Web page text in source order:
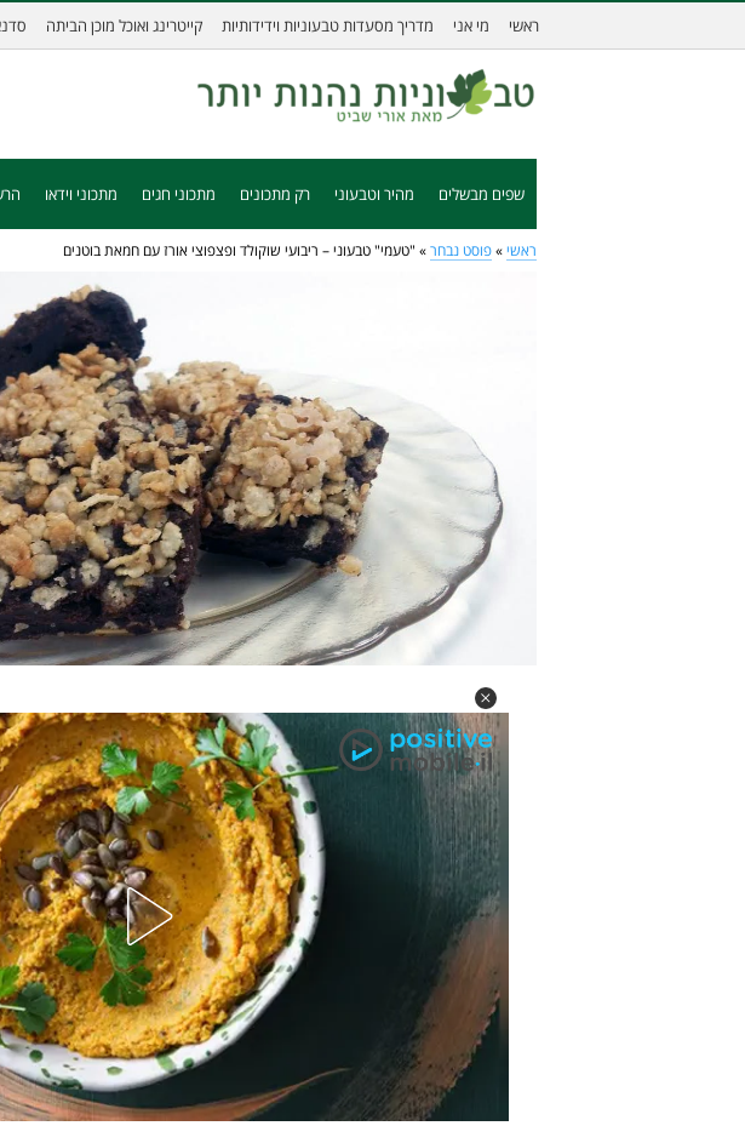
ראשי מי אני מדריך מסעדות טבעוניות וידידותיות קייטרינג ואוכל מוכן הביתה
שפים מבשלים מהיר וטבעוני רק מתכונים מתכוני חגים מתכוני וידאו
ראשי » פוסט נבחר » "טעמי" טבעוני – ריבועי שוקולד ופצפוצי אורז עם חמאת בוטנים